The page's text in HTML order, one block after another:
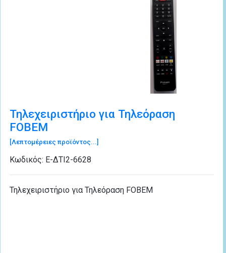
Τηλεχειριστήριο για Τηλεόραση
FOBEM
[Λεπτομέρειες προϊόντος...]
Κωδικός: Ε-ΔΤI2-6628
Τηλεχειριστήριο για Τηλεόραση FOBEM